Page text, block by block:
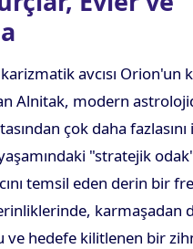
avcısı Orion'un
Alnitak, modern
çok daha fazlasını
"stratejik
temsil eden derin bir
karmaşadan
ve hedefe kilitlenen bir